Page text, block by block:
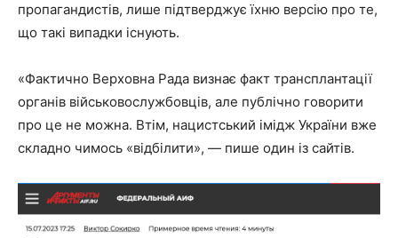
пропагандистів, лише підтверджує їхню версію про те,
що такі випадки існують.
«Фактично Верховна Рада визнає факт трансплантації
органів військовослужбовців, але публічно говорити
про це не можна. Втім, нацистський імідж України вже
складно чимось «відбілити», — пише один із сайтів.